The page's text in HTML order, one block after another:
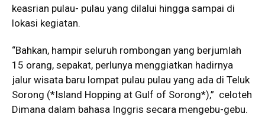
keasrian pulau- pulau yang dilalui hingga sampai di
lokasi kegiatan.
“Bahkan, hampir seluruh rombongan yang berjumlah
15 orang, sepakat, perlunya menggiatkan hadirnya
jalur wisata baru lompat pulau pulau yang ada di Teluk
Sorong (*Island Hopping at Gulf of Sorong*),” celoteh
Dimana dalam bahasa Inggris secara mengebu-gebu.